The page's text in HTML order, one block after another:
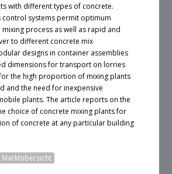
with different types of concrete.
control systems permit optimum
process as well as rapid and
to different concrete mix
designs in container assemblies
dimensions for transport on lorries
the high proportion of mixing plants
and the need for inexpensive
plants. The article reports on the
choice of concrete mixing plants for
of concrete at any particular building
Marktübersicht